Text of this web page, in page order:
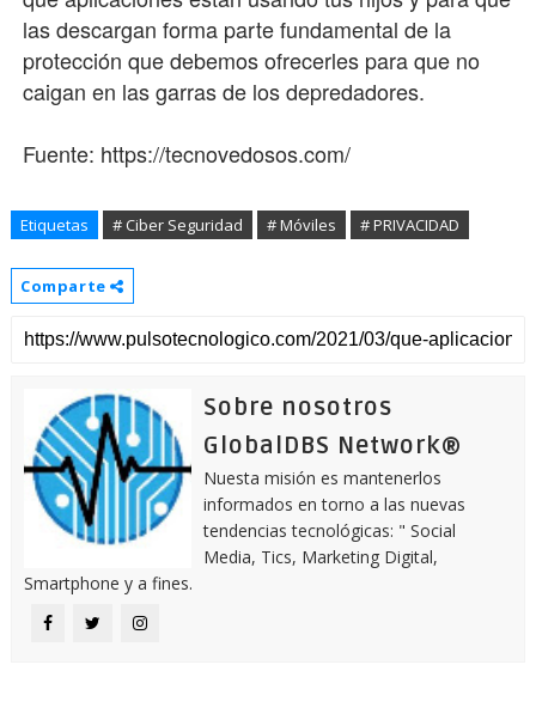
las descargan forma parte fundamental de la
protección que debemos ofrecerles para que no
caigan en las garras de los depredadores.
Fuente: https://tecnovedosos.com/
Etiquetas # Ciber Seguridad # Móviles # PRIVACIDAD
Comparte
Sobre nosotros
GlobalDBS Network®
Nuesta misión es mantenerlos
informados en torno a las nuevas
tendencias tecnológicas: " Social
Media, Tics, Marketing Digital,
Smartphone y a fines.